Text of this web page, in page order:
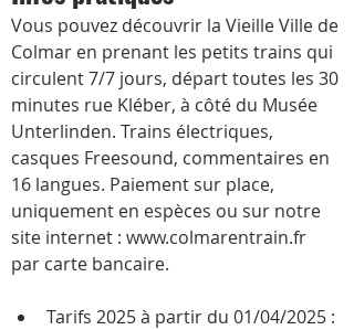
Vous pouvez découvrir la Vieille Ville de
Colmar en prenant les petits trains qui
circulent 7/7 jours, départ toutes les 30
minutes rue Kléber, à côté du Musée
Unterlinden. Trains électriques,
casques Freesound, commentaires en
16 langues. Paiement sur place,
uniquement en espèces ou sur notre
site internet : www.colmarentrain.fr
par carte bancaire.
Tarifs 2025 à partir du 01/04/2025 :